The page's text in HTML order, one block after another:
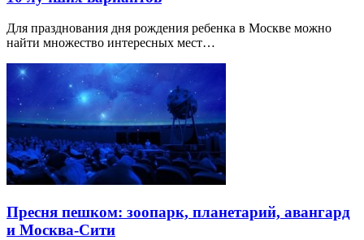
Для празднования дня рождения ребенка в Москве можно
найти множество интересных мест…
Пресня пешком: зоопарк, планетарий, авангард
и Москва-Сити